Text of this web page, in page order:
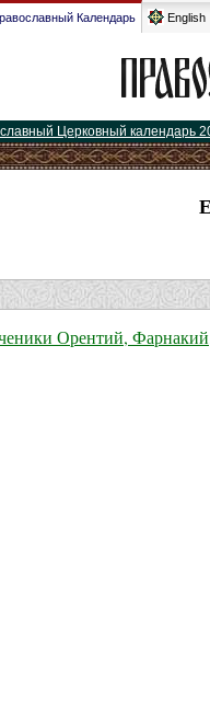
Календарь English
Церковный календарь
Орентий,